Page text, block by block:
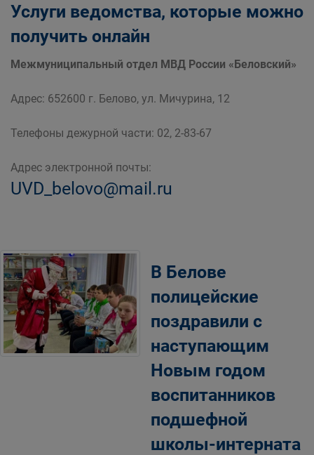
Услуги ведомства, которые можно
получить онлайн
Межмуниципальный отдел МВД России «Беловский»
Адрес: 652600 г. Белово, ул. Мичурина, 12
Телефоны дежурной части: 02, 2-83-67
Адрес электронной почты:
UVD_belovo@mail.ru
В Белове
полицейские
поздравили с
наступающим
Новым годом
воспитанников
подшефной
школы-интерната